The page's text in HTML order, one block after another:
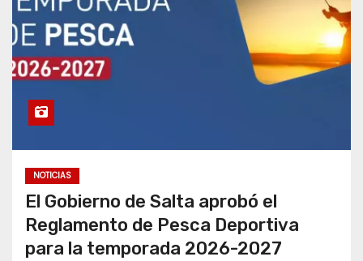
NOTICIAS
El Gobierno de Salta aprobó el
Reglamento de Pesca Deportiva
para la temporada 2026-2027